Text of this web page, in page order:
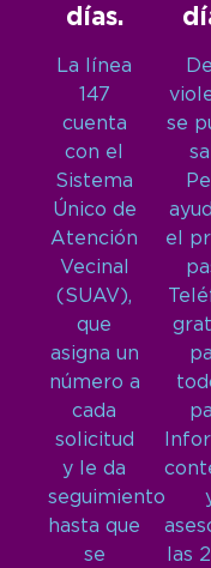
días.
La línea
147
cuenta
con el
Sistema
Único de
Atención
Vecinal
(SUAV),
que
asigna un
número a
cada
solicitud
y le da
seguimiento
hasta que
se
se
el
las